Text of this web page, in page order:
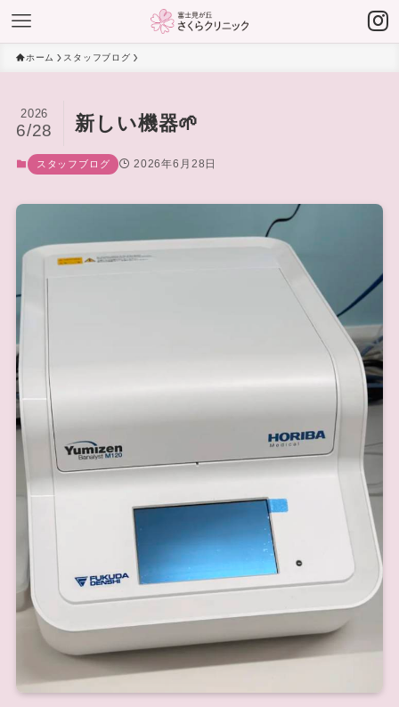
ホーム スタッフブログ
新しい機器🌱
2026
6/28
スタッフブログ 2026年6月28日